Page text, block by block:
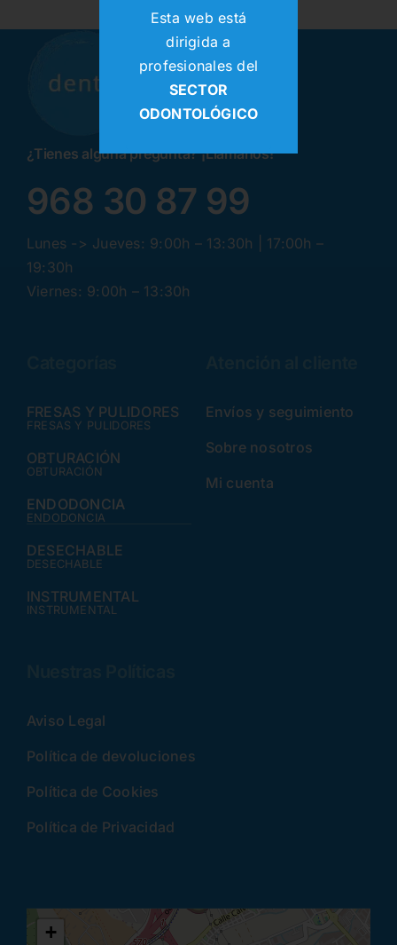
¿Tienes alguna pregunta? ¡Llamanos!
968 30 87 99
Lunes -> Jueves: 9:00h – 13:30h | 17:00h –
19:30h
Viernes: 9:00h – 13:30h
FRESAS Y PULIDORES
FRESAS Y PULIDORES
OBTURACIÓN
OBTURACIÓN
ENDODONCIA
ENDODONCIA
DESECHABLE
DESECHABLE
INSTRUMENTAL
INSTRUMENTAL
Envíos y seguimiento
Sobre nosotros
Mi cuenta
Aviso Legal
Política de devoluciones
Política de Cookies
Política de Privacidad
+
Esta web está
dirigida a
profesionales del
SECTOR
ODONTOLÓGICO